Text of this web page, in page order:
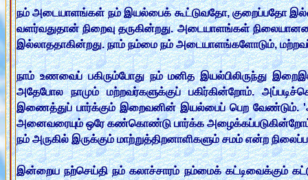
நம் அடையாளங்கள் நம் இயல்பைக் கூட்டுவதோ, குறைப்பதோ
வளர்வதுதான் நிறைவு தருகின்றது. அடையாளங்கள்
இல்லாததாகின்றது. நாம் நம்மை நம் அடையாளங்களோடும்,
நாம் உணவைப் பகிரும்போது நம் மனித இயல்பிலிருந்து
அதேபோல நாமும் மற்றவர்களுக்குப் பகிர்கின்றோம்.
இணைத்துப் பார்க்கும் இறைவனின் இயல்பைப் பெற வேண்டும்.
அனைவரையும் ஒரே கண்கொண்டு பார்க்க அழைக்கப்படுகின்றோம்.
நம் அருகில் இருக்கும் மாற்றுத்திறனாளிகளும் சமம் என்ற
இன்றைய நற்செய்தி நம் கலாச்சாரம் நம்மைக் கட்டிவைக்கும்